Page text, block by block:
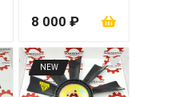
8 000 ₽
NEW